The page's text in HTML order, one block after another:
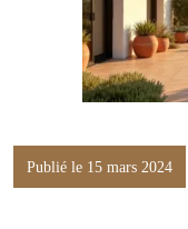
Publié le 15 mars 2024